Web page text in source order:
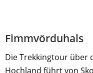
Fimmvörduhals
Die Trekkingtour über
Hochland führt von